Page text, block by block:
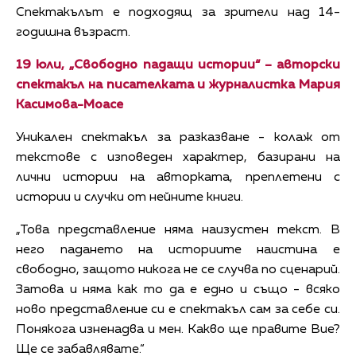
Спектакълът е подходящ за зрители над 14-
годишна възраст.
19 юли, „Свободно падащи истории“ – авторски
спектакъл на писателката и журналистка Мария
Касимова-Моасе
Уникален спектакъл за разказване - колаж от
текстове с изповеден характер, базирани на
лични истории на авторката, преплетени с
истории и случки от нейните книги.
„Това представление няма наизустен текст. В
него падането на историите наистина е
свободно, защото никога не се случва по сценарий.
Затова и няма как то да е едно и също - всяко
ново представление си е спектакъл сам за себе си.
Понякога изненадва и мен. Какво ще правите Вие?
Ще се забавлявате.“